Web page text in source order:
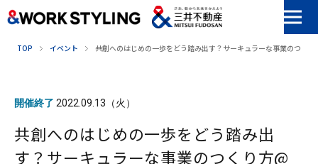
TOP イベント 共創へのはじめの一歩をどう踏み出す？サーキュラーな事業のつく
開催終了 2022.09.13（火）
共創へのはじめの一歩をどう踏み出
す？サーキュラーな事業のつくり方@